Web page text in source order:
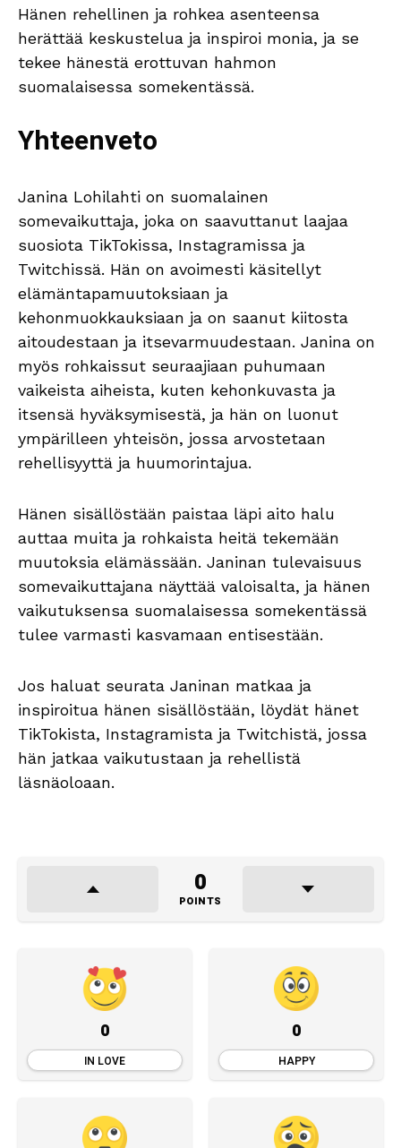
Hänen rehellinen ja rohkea asenteensa
herättää keskustelua ja inspiroi monia, ja se
tekee hänestä erottuvan hahmon
suomalaisessa somekentässä.
Yhteenveto
Janina Lohilahti on suomalainen
somevaikuttaja, joka on saavuttanut laajaa
suosiota TikTokissa, Instagramissa ja
Twitchissä. Hän on avoimesti käsitellyt
elämäntapamuutoksiaan ja
kehonmuokkauksiaan ja on saanut kiitosta
aitoudestaan ja itsevarmuudestaan. Janina on
myös rohkaissut seuraajiaan puhumaan
vaikeista aiheista, kuten kehonkuvasta ja
itsensä hyväksymisestä, ja hän on luonut
ympärilleen yhteisön, jossa arvostetaan
rehellisyyttä ja huumorintajua.
Hänen sisällöstään paistaa läpi aito halu
auttaa muita ja rohkaista heitä tekemään
muutoksia elämässään. Janinan tulevaisuus
somevaikuttajana näyttää valoisalta, ja hänen
vaikutuksensa suomalaisessa somekentässä
tulee varmasti kasvamaan entisestään.
Jos haluat seurata Janinan matkaa ja
inspiroitua hänen sisällöstään, löydät hänet
TikTokista, Instagramista ja Twitchistä, jossa
hän jatkaa vaikutustaan ja rehellistä
läsnäoloaan.
0
POINTS
0
IN LOVE
0
HAPPY